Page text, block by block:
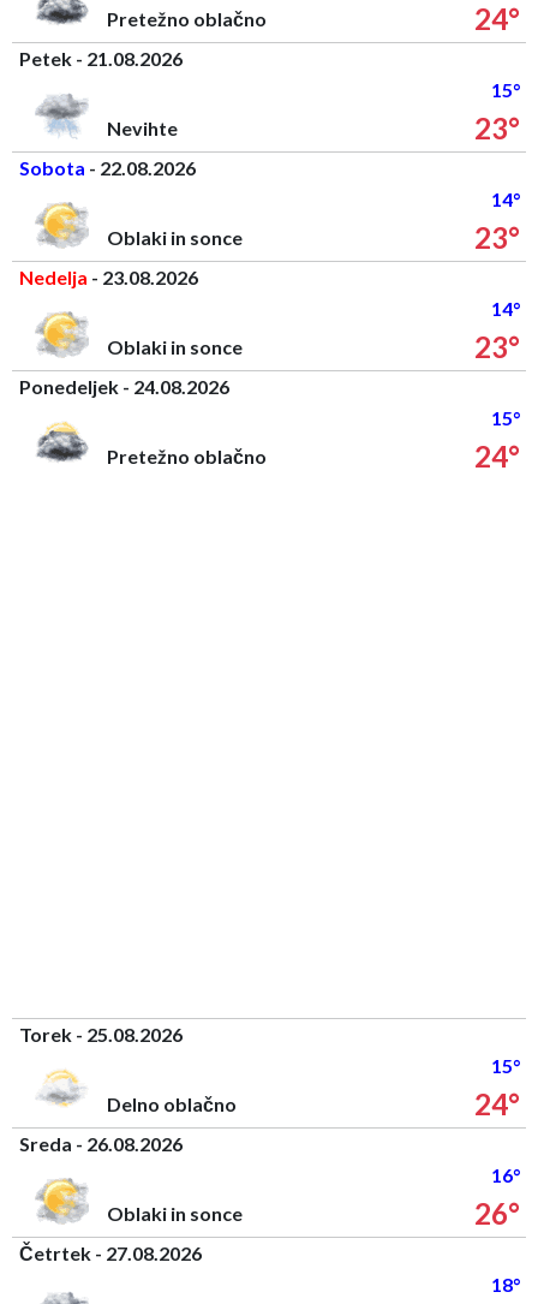
Pretežno oblačno
24°
Petek - 21.08.2026
15°
Nevihte
23°
Sobota - 22.08.2026
14°
Oblaki in sonce
23°
Nedelja - 23.08.2026
14°
Oblaki in sonce
23°
Ponedeljek - 24.08.2026
15°
Pretežno oblačno
24°
Torek - 25.08.2026
15°
Delno oblačno
24°
Sreda - 26.08.2026
16°
Oblaki in sonce
26°
Četrtek - 27.08.2026
18°